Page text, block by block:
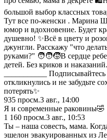
большой выбор классных
Тут все по-женски . Марина
юмор и вдохновение. Будет
душевно! ✨Всё в цвету и
джунгли. Расскажу "что
руками?" 🧑‍🧑‍🧒В сердце
детей. Без криков и
___________
откликнулись и не забудьте
потерять✨
935 просм.3 авг., 14:00
Я и современные раковины🤣
1 160 просм.3 авг., 10:53
Ты – наша совесть, мама.
эшелон эвакуированных из